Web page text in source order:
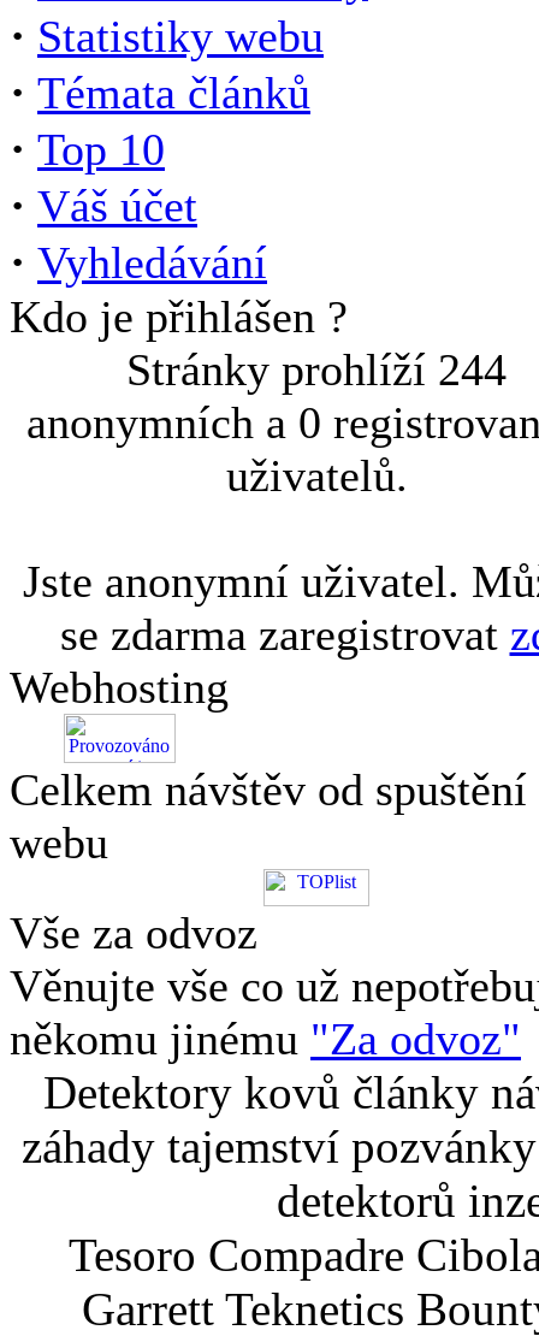
· Statistiky webu
· Témata článků
· Top 10
· Váš účet
· Vyhledávání
Kdo je přihlášen ?
Stránky prohlíží 244
anonymních a 0
uživatelů.
Jste anonymní uživatel.
se zdarma zaregistrovat
Webhosting
Celkem návštěv od spuštění
webu
Vše za odvoz
Věnujte vše co už
někomu jinému "Za odvoz"
Detektory kovů články
záhady tajemství
detektorů
Tesoro Compadre
Garrett Teknetics